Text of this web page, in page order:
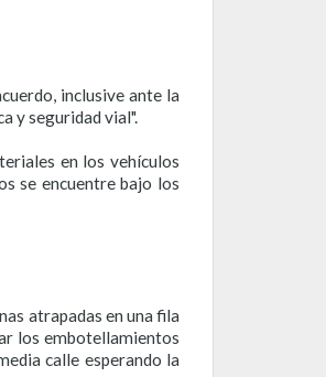
inclusive ante la
y seguridad vial".
en los vehículos
se encuentre bajo los
atrapadas en una fila
los embotellamientos
calle esperando la